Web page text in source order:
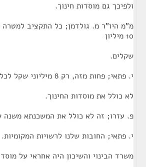
ולפיכך גם מוסדות חינוך.
מ"מ היו"ר מ. גולדמן; כל התקציב למטרה
10 מיליון
שקלים.
י. פתאי; פחות מזה, רק 8 מיליוני שקל לכל הארץ, וזה
לא כולל את מוסדות החינוך.
פ. עזרו; זה לא כולל את המשכנתא
י. פתאי; החובות שלנו לרשויות המקומיות.
משרד הבינוי והשיכון היה אחראי על